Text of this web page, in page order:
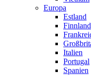
Europa
Estland
Finnland
Italien
Portugal
Spanien